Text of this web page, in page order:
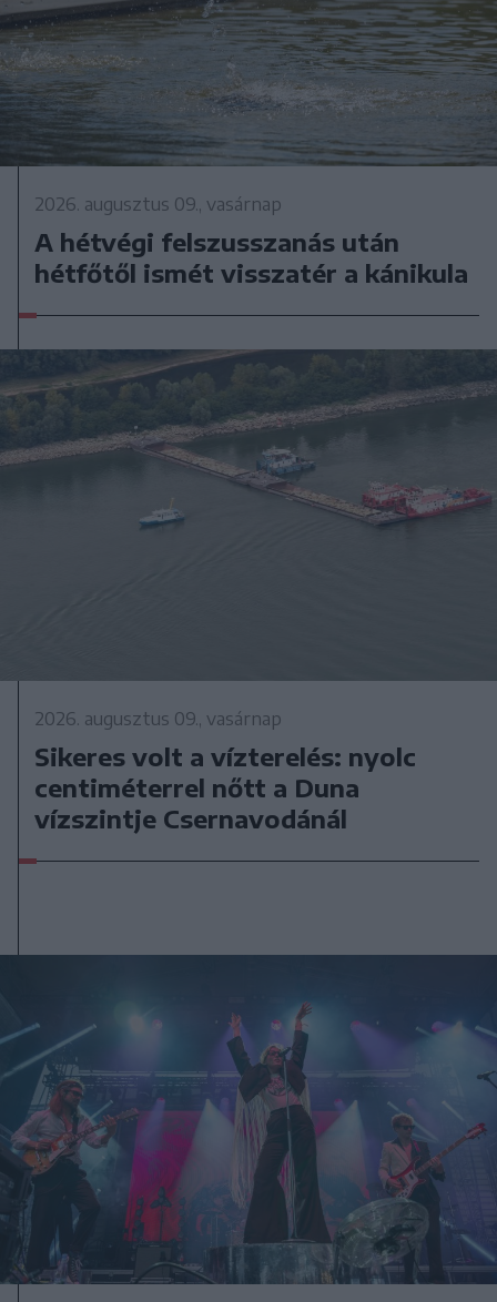
2026. augusztus 09., vasárnap
A hétvégi felszusszanás után
hétfőtől ismét visszatér a kánikula
2026. augusztus 09., vasárnap
Sikeres volt a vízterelés: nyolc
centiméterrel nőtt a Duna
vízszintje Csernavodánál